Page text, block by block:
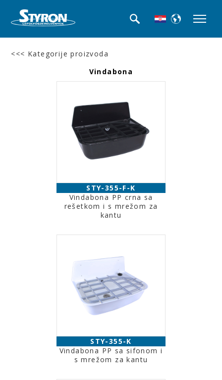
<<< Kategorije proizvoda
Vindabona
STY-355-F-K
Vindabona PP crna sa
rešetkom i s mrežom za
kantu
STY-355-K
Vindabona PP sa sifonom i
s mrežom za kantu